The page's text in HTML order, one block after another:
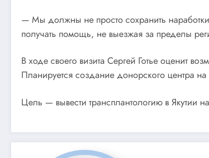
— Мы должны не просто сохранить
получать помощь, не выезжая за пределы
В ходе своего визита Сергей Готье оценит
Планируется создание донорского центра
Цель — вывести трансплантологию в Якутии